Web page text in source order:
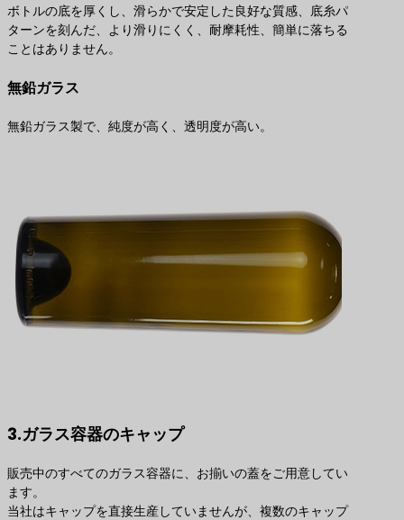
ボトルの底を厚くし、滑らかで安定した良好な質感、底糸パ
ターンを刻んだ、より滑りにくく、耐摩耗性、簡単に落ちる
ことはありません。
無鉛ガラス
無鉛ガラス製で、純度が高く、透明度が高い。
3.ガラス容器のキャップ
販売中のすべてのガラス容器に、お揃いの蓋をご用意してい
ます。
当社はキャップを直接生産していませんが、複数のキャップ